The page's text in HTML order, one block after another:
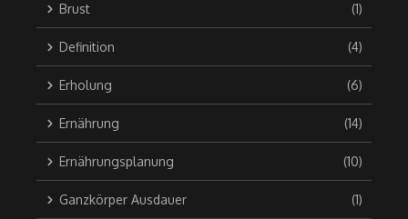
Brust (1)
Definition (4)
Erholung (6)
Ernährung (14)
Ernährungsplanung (10)
Ganzkörper Ausdauer (1)